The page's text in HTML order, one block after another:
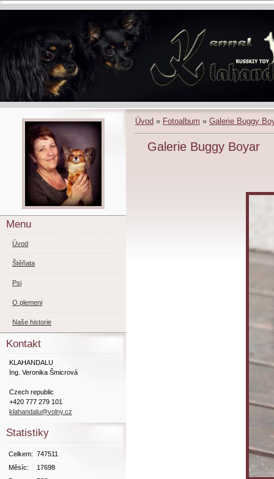
Úvod » Fotoalbum » Galerie Buggy
Galerie Buggy Boyar
Menu
Úvod
Štěňata
Psi
O plemeni
Naše historie
Kontakt
KLAHANDALU
Ing. Veronika Šmicrová
Czech republic
+420 777 279 101
klahandalu@volny.cz
Statistiky
Celkem: 747511
Měsíc:
17698